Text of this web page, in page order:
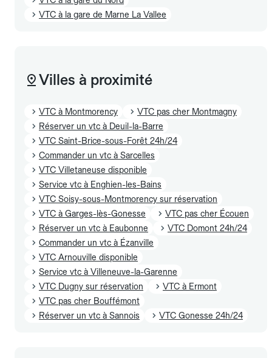
VTC à la gare de Marne La Vallee
Villes à proximité
VTC à Montmorency
VTC pas cher Montmagny
Réserver un vtc à Deuil-la-Barre
VTC Saint-Brice-sous-Forêt 24h/24
Commander un vtc à Sarcelles
VTC Villetaneuse disponible
Service vtc à Enghien-les-Bains
VTC Soisy-sous-Montmorency sur réservation
VTC à Garges-lès-Gonesse
VTC pas cher Écouen
Réserver un vtc à Eaubonne
VTC Domont 24h/24
Commander un vtc à Ézanville
VTC Arnouville disponible
Service vtc à Villeneuve-la-Garenne
VTC Dugny sur réservation
VTC à Ermont
VTC pas cher Bouffémont
Réserver un vtc à Sannois
VTC Gonesse 24h/24